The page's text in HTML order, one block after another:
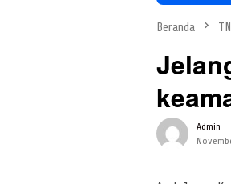
Beranda
Admin